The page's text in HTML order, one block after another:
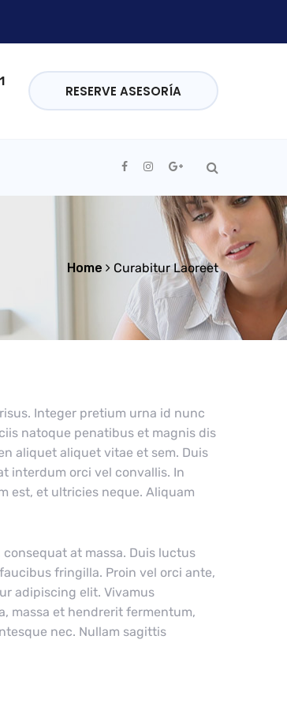
RESERVE ASESORÍA
Home Curabitur Laoreet
Integer pretium urna id nunc
natoque penatibus et magnis dis
aliquet aliquet vitae et sem. Duis
interdum orci vel convallis. In
est, et ultricies neque. Aliquam
at massa. Duis luctus
fringilla. Proin vel orci ante,
adipiscing elit. Vivamus
massa et hendrerit fermentum,
nec. Nullam sagittis